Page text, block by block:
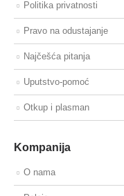
Politika privatnosti
Pravo na odustajanje
Najčešća pitanja
Uputstvo-pomoć
Otkup i plasman
Kompanija
O nama